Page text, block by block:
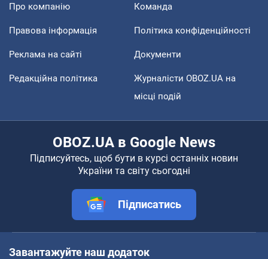
Про компанію Команда
Правова інформація Політика конфіденційності
Реклама на сайті Документи
Редакційна політика
Журналісти OBOZ.UA на
місці подій
OBOZ.UA в Google News
Підписуйтесь, щоб бути в курсі останніх новин
України та світу сьогодні
Підписатись
Завантажуйте наш додаток